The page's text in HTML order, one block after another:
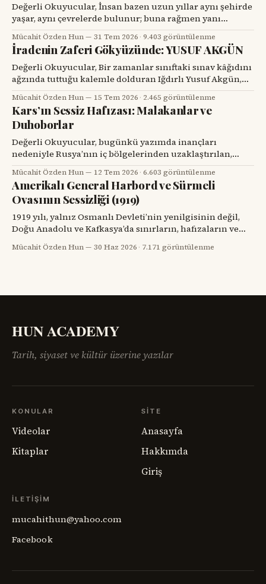
Değerli Okuyucular, İnsan bazen uzun yıllar aynı şehirde
yaşar, aynı çevrelerde bulunur; buna rağmen yanı
başındaki değerli bir hemşehrisini tanımak için bir
tesadüfü beklemek zorunda kalır. Prof. Dr. Hakan Alpay
Karasu’yla tanışmam da böyle oldu. Onu ilk gördüğümde,
karşımdaki kişinin başarılı bir diş hekimi, bilim insanı ve
üniversite yöneticisi
Mücahit Özden Hun 31 Tem 2026 ·9.403 görüntülenme
İradenin Zaferi Gökyüzünde: YUSUF AKGÜN
Değerli Okuyucular, Bir zamanlar sınıftaki sınav kâğıdını
ağzında tuttuğu kalemle dolduran Iğdırlı Yusuf Akgün,
bugün aynı kalemle Türkiye’nin millî muharip uçağı
KAAN’ı çiziyor. Çocuk yuvalarından dünya spor
sahnelerine, resim atölyelerinden TUSAŞ hangarlarına
uzanan bu yol, yalnızca bir başarı hikâyesi değil; insanın
kendi kaderine karşı verdiği büyük mücadelenin adıdır.
Mücahit Özden Hun 15 Tem 2026 · 2.465 görüntülenme
Kars’ın Sessiz Hafızası: Malakanlar ve
Duhoborlar
Değerli Okuyucular, bugünkü yazımda inançları
nedeniyle Rusya’nın iç bölgelerinden uzaklaştırılan,
Kars’ta köyler kurup toprağa kök salan ve tarihin başka
bir döneminde yeniden göç yollarına düşen iki
topluluğun hikâyesini dikkatinize sunacağım. Kars’ın
eski köylerinde kalın taş duvarlı bir eve, ahşap bir
verandaya, artık dönmeyen bir su değirmenine veya
Mücahit Özden Hun 12 Tem 2026 ·6.603 görüntülenme
Amerikalı General Harbord ve Sürmeli
Ovasının Sessizliği (1919)
1919 yılı, yalnız Osmanlı Devleti’nin yenilgisinin değil,
Doğu Anadolu ve Kafkasya’da sınırların, hafızaların ve
komşulukların parçalandığı bir yıldı. Savaş bitmiş
görünüyordu; fakat savaşın geride bıraktığı öfke, açlık,
Mücahit Özden Hun 30 Haz 2026 · 7.171 görüntülenme
HUN ACADEMY
Tarih, siyaset ve kültür üzerine yazılar
KONULAR
Videolar
Kitaplar
SITE
Anasayfa
Hakkımda
Giriş
İLETIŞIM
mucahithun@yahoo.com
Facebook